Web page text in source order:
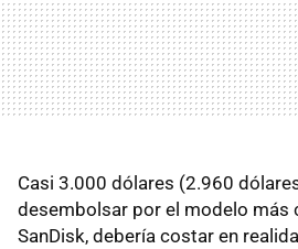
Casi 3.000 dólares (2.960
desembolsar por el modelo más
SanDisk, debería costar en